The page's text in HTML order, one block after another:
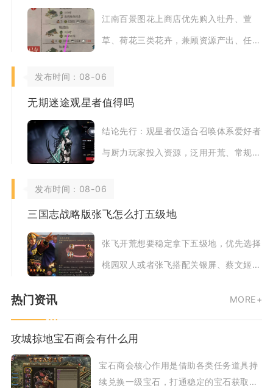
江南百景图花上商店优先购入牡丹、萱
草、荷花三类花卉，兼顾资源产出、任务
根据玩法缺口酌
发布时间：08-06
无期迷途观星者值得吗
结论先行：观星者仅适合召唤体系爱好者
与厨力玩家投入资源，泛用开荒、常规高
取培养，资源
发布时间：08-06
三国志战略版张飞怎么打五级地
张飞开荒想要稳定拿下五级地，优先选择
桃园双人或者张飞搭配关银屏、蔡文姬组
热门资讯 MORE+
攻城掠地宝石商会有什么用
宝石商会核心作用是借助各类任务道具持
续兑换一级宝石，打通稳定的宝石获取渠